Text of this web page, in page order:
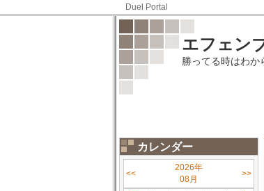
Duel Portal
エフェン
勝ってる時はわか
カレンダー
<<
2026年
08月
>>